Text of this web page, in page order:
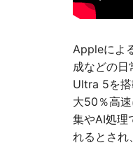
Appleによ
成などの
Ultra 5を
大50％高
集やAI処理
れるとされ